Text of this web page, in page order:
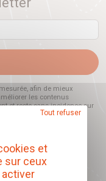
afin de mieux
les contenus
et reste sans incidence sur
et
sur ceux
Tout refuser